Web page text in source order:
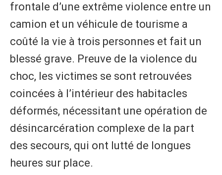
frontale d’une extrême violence entre un
camion et un véhicule de tourisme a
coûté la vie à trois personnes et fait un
blessé grave. Preuve de la violence du
choc, les victimes se sont retrouvées
coincées à l’intérieur des habitacles
déformés, nécessitant une opération de
désincarcération complexe de la part
des secours, qui ont lutté de longues
heures sur place.